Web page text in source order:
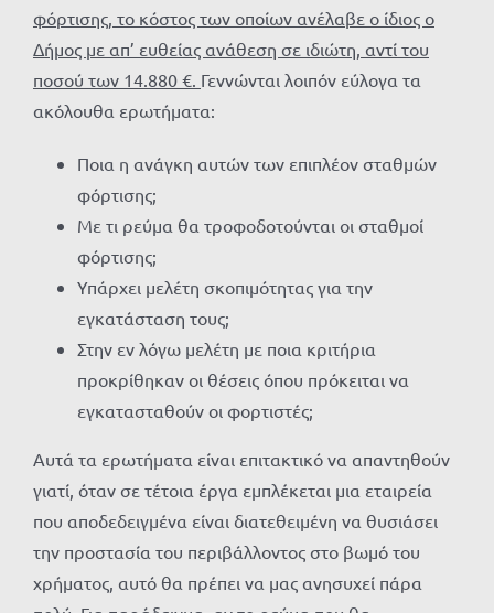
φόρτισης, το κόστος των οποίων ανέλαβε ο ίδιος ο
Δήμος με απ’ ευθείας ανάθεση σε ιδιώτη, αντί του
ποσού των 14.880 €. Γεννώνται λοιπόν εύλογα τα
ακόλουθα ερωτήματα:
Ποια η ανάγκη αυτών των επιπλέον σταθμών
φόρτισης;
Με τι ρεύμα θα τροφοδοτούνται οι σταθμοί
φόρτισης;
Υπάρχει μελέτη σκοπιμότητας για την
εγκατάσταση τους;
Στην εν λόγω μελέτη με ποια κριτήρια
προκρίθηκαν οι θέσεις όπου πρόκειται να
εγκατασταθούν οι φορτιστές;
Αυτά τα ερωτήματα είναι επιτακτικό να απαντηθούν
γιατί, όταν σε τέτοια έργα εμπλέκεται μια εταιρεία
που αποδεδειγμένα είναι διατεθειμένη να θυσιάσει
την προστασία του περιβάλλοντος στο βωμό του
χρήματος, αυτό θα πρέπει να μας ανησυχεί πάρα